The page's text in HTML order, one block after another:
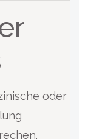
oder